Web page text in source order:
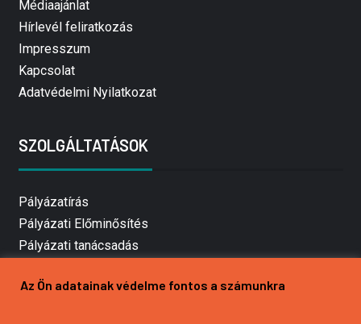
Médiaajánlat
Hírlevél feliratkozás
Impresszum
Kapcsolat
Adatvédelmi Nyilatkozat
SZOLGÁLTATÁSOK
Pályázatírás
Pályázati Előminősítés
Pályázati tanácsadás
Mezőgazdasági pályázatírás
Az Ön adatainak védelme fontos a számunkra